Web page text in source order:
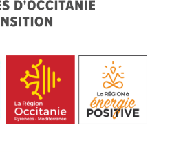
| Territoires
la Transition